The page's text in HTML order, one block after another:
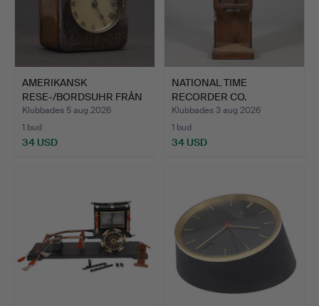
AMERIKANSK
RESE-/BORDSUHR FRÅN
DET TIDIGA …
Klubbades 5 aug 2026
1 bud
34 USD
NATIONAL TIME
RECORDER CO.
INDUSTRIKLOCKA.
Klubbades 3 aug 2026
1 bud
34 USD